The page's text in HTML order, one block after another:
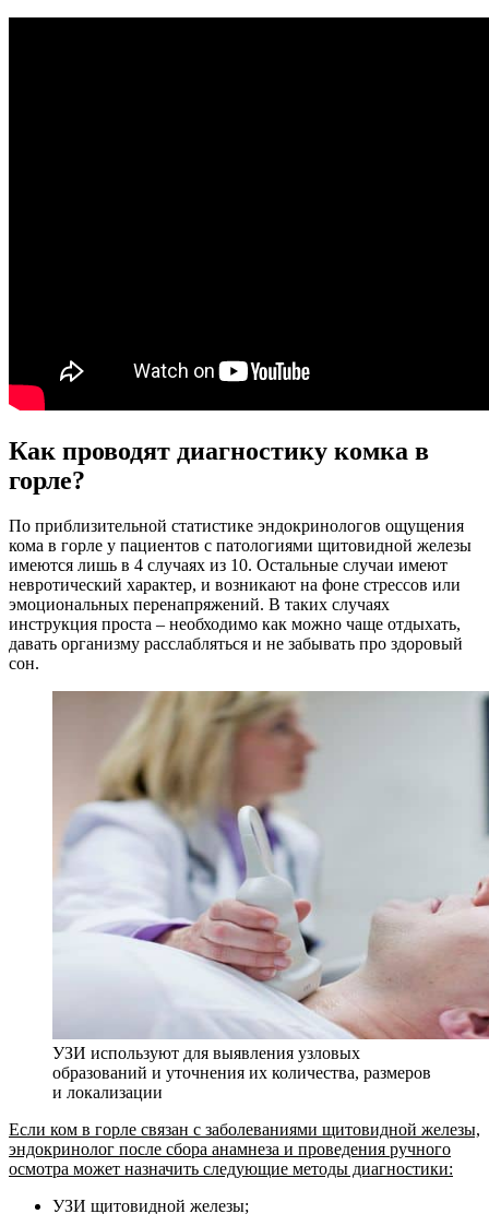
Как проводят диагностику комка в
горле?
По приблизительной статистике эндокринологов ощущения
кома в горле у пациентов с патологиями щитовидной железы
имеются лишь в 4 случаях из 10. Остальные случаи имеют
невротический характер, и возникают на фоне стрессов или
эмоциональных перенапряжений. В таких случаях
инструкция проста – необходимо как можно чаще отдыхать,
давать организму расслабляться и не забывать про здоровый
сон.
УЗИ используют для выявления узловых
образований и уточнения их количества, размеров
и локализации
Если ком в горле связан с заболеваниями щитовидной железы,
эндокринолог после сбора анамнеза и проведения ручного
осмотра может назначить следующие методы диагностики:
УЗИ щитовидной железы;